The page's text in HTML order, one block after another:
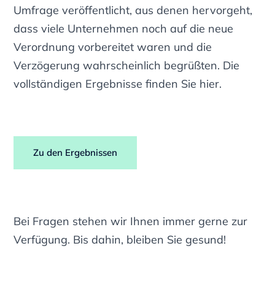
Umfrage veröffentlicht, aus denen hervorgeht,
dass viele Unternehmen noch auf die neue
Verordnung vorbereitet waren und die
Verzögerung wahrscheinlich begrüßten. Die
vollständigen Ergebnisse finden Sie hier.
Zu den Ergebnissen
Bei Fragen stehen wir Ihnen immer gerne zur
Verfügung. Bis dahin, bleiben Sie gesund!